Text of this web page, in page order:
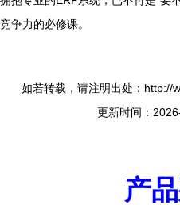
竞争力的必修课。
如若转载，请注明出处：http://
更新时间：
产